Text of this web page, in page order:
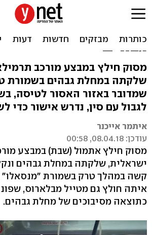
נפאל: חילוץ מסובך
לישראלית שלקתה
גבהים
מסוק חילץ במבצע מורכב
שלקתה במחלת גבהים בשמורת
שמדובר באזור האסור לטיסה,
לגבול עם סין, נדרש אישור כדי
איתמר אייכנר
עודכן: 08.04.18, 00:58
מסוק חילץ אתמול (שבת) במבצע
ישראלית, שלקתה במחלת גבהים
קשה במהלך טרק בשמורת "מנסאלו"
איתה חולץ גם מטייל מבלארוס,
כתוצאה מסיבוכים של מחלת גבהים.